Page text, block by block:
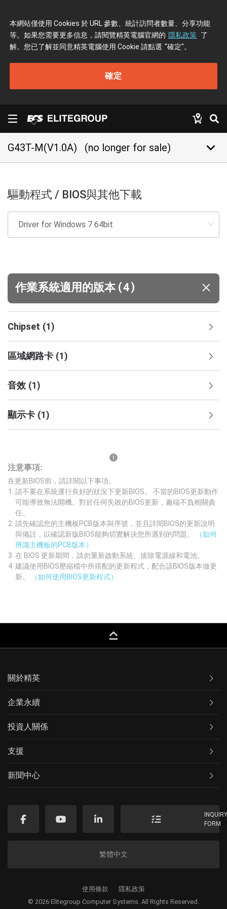
本網站僅使用 Cookies 於 URL 參數、統計訪問者數量、分享功能
等。如果您需要更多信息，請閱覽精英電腦官網的 隱私政策 了
解。您已了解並同意精英電腦使用 Cookie 請點選 "確定"。
確定
G43T-M(V1.0A) (no longer for sale) keyboard_arrow_down
驅動程式 / BIOS與其他下載
作業系統適用的版本 (4)
Chipset (1)
區域網路卡 (1)
音效 (1)
顯示卡 (1)
注意事項:
在更新BIOS前，請詳閱以下事項。
請不要在系統運行良好的狀況下更新BIOS。 不當的BIOS更新動作
可能導致無法開機。對於任何失敗的BIOS更新，廠端不負相關責
任。
請先確認您的主機板PCB版本與序號，並且詳閱BIOS的更新說明
與備註，以確認新版BIOS能夠切實解決您所遇到的問題。
（如何
辨識主機板的PCB版本）
在 BIOS 更新期間，請勿重新啟動系統、拔除電源線和電池。
建議使用BIOS壓縮檔中所搭配的更新程式，配合該BIOS版本做更
新。
（如何使用BIOS更新程式）
keyboard_capslock
關於精英
企業永續
投資人關係
支援
新聞中心
FORM
繁體中文
© 2026 Elitegroup Computer Systems. All Rights Reserved.
使用條款 隱私政策